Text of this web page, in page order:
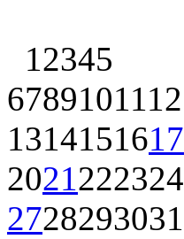
12345
6789101112
1314151617
2021222324
2728293031